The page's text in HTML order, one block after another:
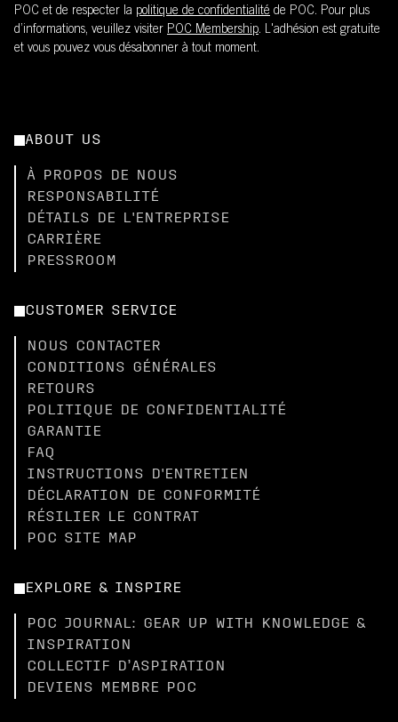
POC et de respecter la politique de confidentialité de POC. Pour plus
d’informations, veuillez visiter POC Membership. L'adhésion est gratuite
et vous pouvez vous désabonner à tout moment.
ABOUT US
À PROPOS DE NOUS
RESPONSABILITÉ
DÉTAILS DE L'ENTREPRISE
CARRIÈRE
PRESSROOM
CUSTOMER SERVICE
NOUS CONTACTER
CONDITIONS GÉNÉRALES
RETOURS
POLITIQUE DE CONFIDENTIALITÉ
GARANTIE
FAQ
INSTRUCTIONS D'ENTRETIEN
DÉCLARATION DE CONFORMITÉ
RÉSILIER LE CONTRAT
POC SITE MAP
EXPLORE & INSPIRE
POC JOURNAL: GEAR UP WITH KNOWLEDGE &
INSPIRATION
COLLECTIF D’ASPIRATION
DEVIENS MEMBRE POC